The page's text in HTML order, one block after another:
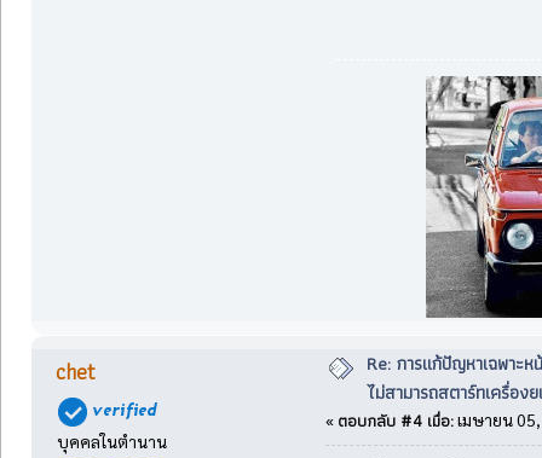
chet
บุคคลในตำนาน
Re: การแก้ปัญหาเฉพาะ
ไม่สามารถสตาร์ทเครื่อง
« ตอบกลับ #4 เมื่อ:เมษายน